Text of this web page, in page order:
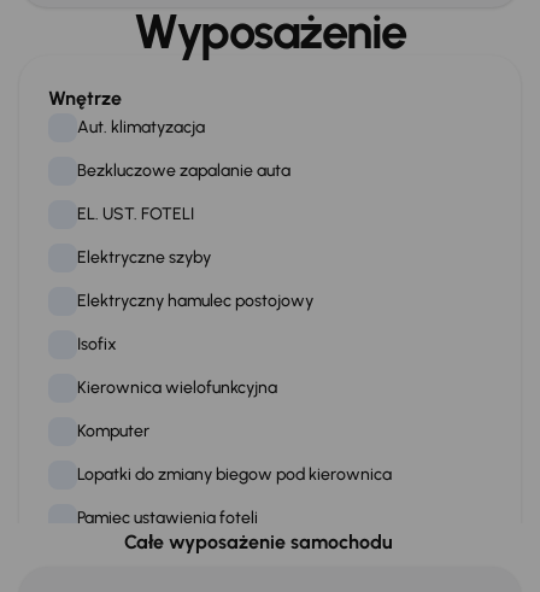
Wyposażenie
Wnętrze
Aut. klimatyzacja
Bezkluczowe zapalanie auta
EL. UST. FOTELI
Elektryczne szyby
Elektryczny hamulec postojowy
Isofix
Kierownica wielofunkcyjna
Komputer
Lopatki do zmiany biegow pod kierownica
Pamiec ustawienia foteli
Całe wyposażenie samochodu